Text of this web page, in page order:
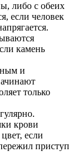
либо с обеих
если человек
камень
и
только
крови
если
приступ